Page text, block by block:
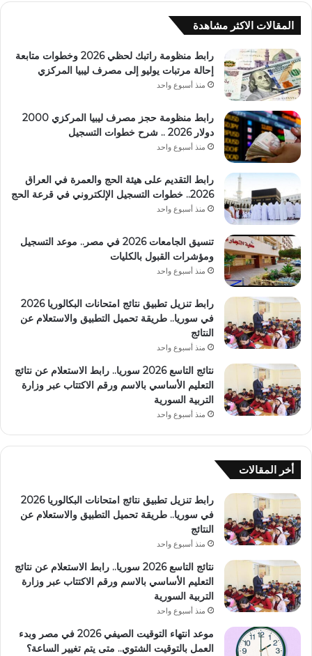
المقالات الاكثر مشاهدة
رابط منظومة راتبك لحظي 2026 وخطوات متابعة
إحالة مرتبات يوليو إلى مصرف ليبيا المركزي
منذ أسبوع واحد
رابط منظومة حجز مصرف ليبيا المركزي 2000
دولار 2026 .. شرح خطوات التسجيل
منذ أسبوع واحد
رابط التقديم على هيئة الحج والعمرة في العراق
2026.. خطوات التسجيل الإلكتروني في قرعة الحج
منذ أسبوع واحد
تنسيق الجامعات 2026 في مصر.. موعد التسجيل
ومؤشرات القبول بالكليات
منذ أسبوع واحد
رابط تنزيل تطبيق نتائج امتحانات البكالوريا 2026
في سوريا.. طريقة تحميل التطبيق والاستعلام عن
النتائج
منذ أسبوع واحد
نتائج التاسع 2026 سوريا.. رابط الاستعلام عن نتائج
التعليم الأساسي بالاسم ورقم الاكتتاب عبر وزارة
التربية السورية
منذ أسبوع واحد
أخر المقالات
رابط تنزيل تطبيق نتائج امتحانات البكالوريا 2026
في سوريا.. طريقة تحميل التطبيق والاستعلام عن
النتائج
منذ أسبوع واحد
نتائج التاسع 2026 سوريا.. رابط الاستعلام عن نتائج
التعليم الأساسي بالاسم ورقم الاكتتاب عبر وزارة
التربية السورية
منذ أسبوع واحد
موعد انتهاء التوقيت الصيفي 2026 في مصر وبدء
العمل بالتوقيت الشتوي.. متى يتم تغيير الساعة؟